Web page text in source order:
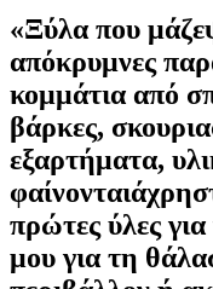
«Ξύλα που
απόκρυμνες
κομμάτια από
βάρκες,
εξαρτήματα,
πρώτες ύλες
μου για τη